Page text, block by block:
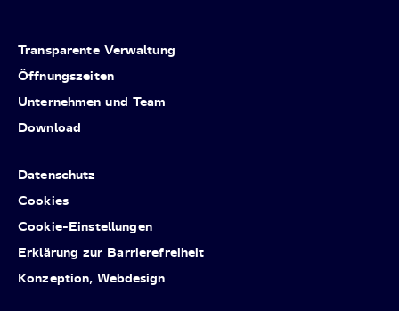
Transparente Verwaltung
Öffnungszeiten
Unternehmen und Team
Download
Datenschutz
Cookies
Cookie-Einstellungen
Erklärung zur Barrierefreiheit
Konzeption, Webdesign